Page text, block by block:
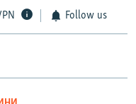
Follow us